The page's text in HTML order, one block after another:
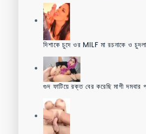
দিশাকে চুদে ওর MILF মা রচনাকে ও
গুদ ফাটিয়ে রক্ত বের করেছি মাগী দমবার